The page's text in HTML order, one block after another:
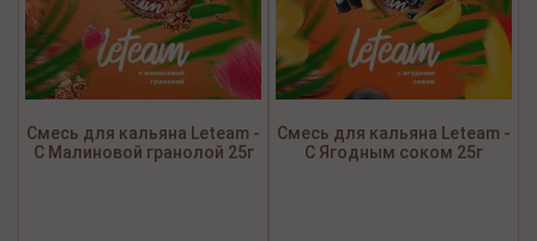
Смесь для кальяна Leteam -
С Малиновой гранолой 25г
Смесь для кальяна Leteam -
С Ягодным соком 25г